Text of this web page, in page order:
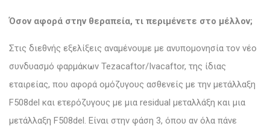
Όσον αφορά στην θεραπεία, τι περιμένετε στο μέλλον;
Στις διεθνής εξελίξεις αναμένουμε με ανυπομονησία τον νέο
συνδυασμό φαρμάκων Tezacaftor/Ivacaftor, της ίδιας
εταιρείας, που αφορά ομόζυγους ασθενείς με την μετάλλαξη
F508del και ετερόζυγους με μια residual μεταλλάξη και μια
μετάλλαξη F508del. Είναι στην φάση 3, όπου αν όλα πάνε